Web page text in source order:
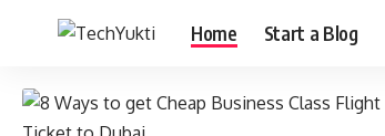
Home Start a Blog